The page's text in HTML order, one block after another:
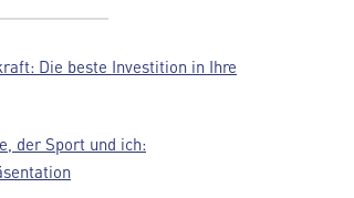
Die beste Investition in Ihre
der Sport und ich: